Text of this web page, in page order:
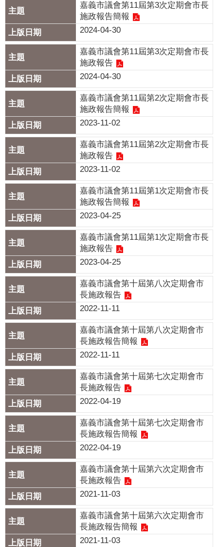
資
訊
公
抗
旱
水
專
區
網
站
導
覽
回
首
頁
English
訊
安
全
政
策
隱
權
政
策
資
料
開
放
宣
告
嘉義市議會第11屆第3次定期會市長
施政報告簡報
2024-04-30
嘉義市議會第11屆第3次定期會市長
施政報告
2024-04-30
嘉義市議會第11屆第2次定期會市長
施政報告簡報
2023-11-02
嘉義市議會第11屆第2次定期會市長
施政報告
2023-11-02
嘉義市議會第11屆第1次定期會市長
施政報告簡報
2023-04-25
嘉義市議會第11屆第1次定期會市長
施政報告
2023-04-25
嘉義市議會第十屆第八次定期會市
長施政報告
2022-11-11
嘉義市議會第十屆第八次定期會市
長施政報告簡報
2022-11-11
嘉義市議會第十屆第七次定期會市
長施政報告
2022-04-19
嘉義市議會第十屆第七次定期會市
長施政報告簡報
2022-04-19
嘉義市議會第十屆第六次定期會市
長施政報告
2021-11-03
嘉義市議會第十屆第六次定期會市
長施政報告簡報
2021-11-03